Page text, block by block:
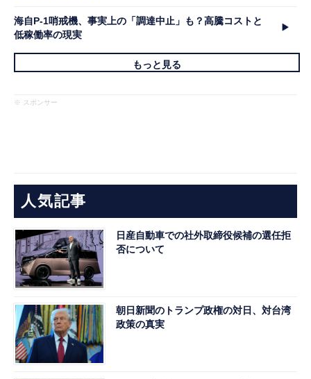
海自P-1哨戒機、事実上の「調達中止」も？高騰コストと
低稼働率の現実
もっと見る
※ スポンサー
人気記事
日産自動車での社外取締役候補の選任拒
否について
朝日新聞のトランプ政権の対日、対台湾
政策の真実